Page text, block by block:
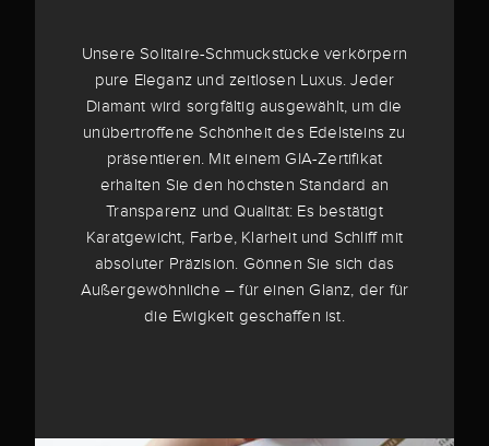
Unsere Solitaire-Schmuckstücke verkörpern
pure Eleganz und zeitlosen Luxus. Jeder
Diamant wird sorgfältig ausgewählt, um die
unübertroffene Schönheit des Edelsteins zu
präsentieren. Mit einem GIA-Zertifikat
erhalten Sie den höchsten Standard an
Transparenz und Qualität: Es bestätigt
Karatgewicht, Farbe, Klarheit und Schliff mit
absoluter Präzision. Gönnen Sie sich das
Außergewöhnliche – für einen Glanz, der für
die Ewigkeit geschaffen ist.